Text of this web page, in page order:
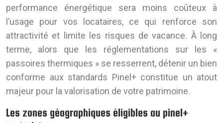
performance énergétique sera moins coûteux à
l’usage pour vos locataires, ce qui renforce son
attractivité et limite les risques de vacance. À long
terme, alors que les réglementations sur les «
passoires thermiques » se resserrent, détenir un bien
conforme aux standards Pinel+ constitue un atout
majeur pour la valorisation de votre patrimoine.
Les zones géographiques éligibles au pinel+